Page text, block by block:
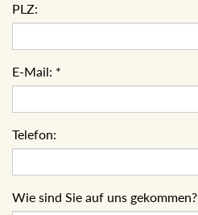
PLZ:
E-Mail: *
Telefon:
Wie sind Sie auf uns gekommen?